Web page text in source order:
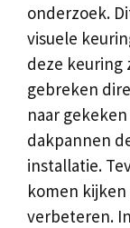
onderzoek.
visuele
deze keuring
gebreken
naar
dakpannen
installatie.
komen
verbeteren.